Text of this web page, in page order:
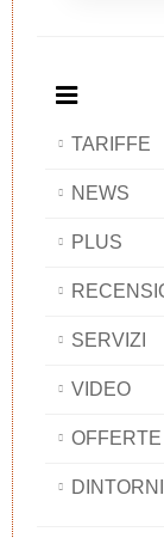
TARIFFE
NEWS
PLUS
SERVIZI
VIDEO
OFFERTE
DINTORNI